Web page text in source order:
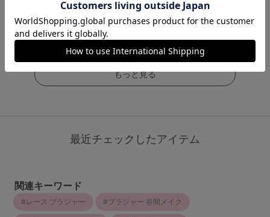
￥2,530 (税込)
4.5
（211件）
￥2,530 (税込)
￥3,278 (税込)
もっと見る
最近チェックしたアイテム
関連キーワード
レース ブラジャー ブラジャー 谷間メイク